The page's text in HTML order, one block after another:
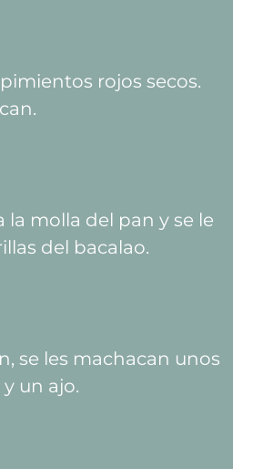
rojos secos.
la molla del pan y se le
del bacalao.
se les machacan unos
un ajo.